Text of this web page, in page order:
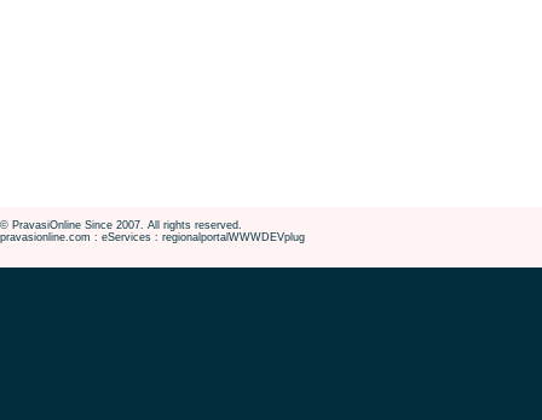
© PravasiOnline Since 2007. All rights reserved.
pravasionline.com : eServices : regionalportalWWWDEVplug